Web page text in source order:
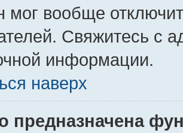
мог вообще
Свяжитесь с
информации.
наверх
предназначена